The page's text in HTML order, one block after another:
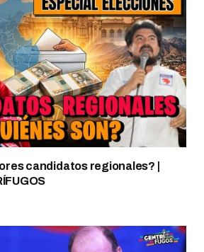
candidatos regionales? |